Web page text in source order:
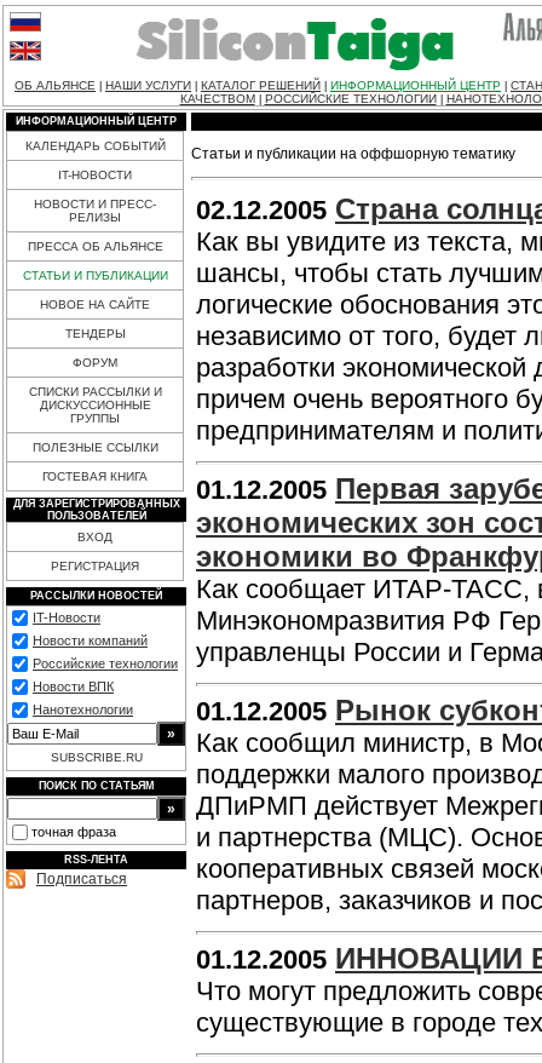
ОБ АЛЬЯНСЕ НАШИ УСЛУГИ КАТАЛОГ РЕШЕНИЙ ИНФОРМАЦИОННЫЙ ЦЕНТР
КАЧЕСТВОМ
РОССИЙСКИЕ ТЕХНОЛОГИИ
ИНФОРМАЦИОННЫЙ ЦЕНТР
КАЛЕНДАРЬ СОБЫТИЙ
IT-НОВОСТИ
НОВОСТИ И ПРЕСС-
РЕЛИЗЫ
ПРЕССА ОБ АЛЬЯНСЕ
СТАТЬИ И ПУБЛИКАЦИИ
НОВОЕ НА САЙТЕ
ТЕНДЕРЫ
ФОРУМ
СПИСКИ РАССЫЛКИ И
ДИСКУССИОННЫЕ
ГРУППЫ
ПОЛЕЗНЫЕ ССЫЛКИ
ГОСТЕВАЯ КНИГА
ДЛЯ ЗАРЕГИСТРИРОВАННЫХ
ПОЛЬЗОВАТЕЛЕЙ
ВХОД
РЕГИСТРАЦИЯ
РАССЫЛКИ НОВОСТЕЙ
IT-Новости
Новости компаний
Российские технологии
Новости ВПК
Нанотехнологии
SUBSCRIBE.RU
ПОИСК ПО СТАТЬЯМ
точная фраза
RSS-ЛЕНТА
Подписаться
Статьи и публикации на оффшорную тематику
02.12.2005 Страна
Как вы увидите из текста,
шансы, чтобы стать
логические обоснования
независимо от того, будет
разработки
причем очень вероятного
предпринимателям и
01.12.2005 Первая
экономических зон
экономики во
Как сообщает ИТАР-ТАСС,
Минэкономразвития РФ
управленцы России и
01.12.2005 Рынок
Как сообщил министр, в
поддержки малого
ДПиРМП действует
и партнерства (МЦС).
кооперативных связей
партнеров, заказчиков и
01.12.2005 ИННОВАЦИИ
Что могут предложить
существующие в городе